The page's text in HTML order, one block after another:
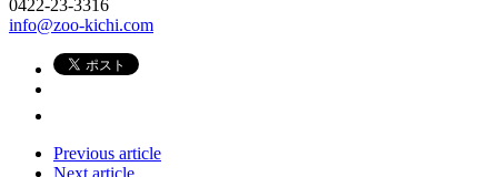
0422-23-3316
info@zoo-kichi.com
Previous article
Next article